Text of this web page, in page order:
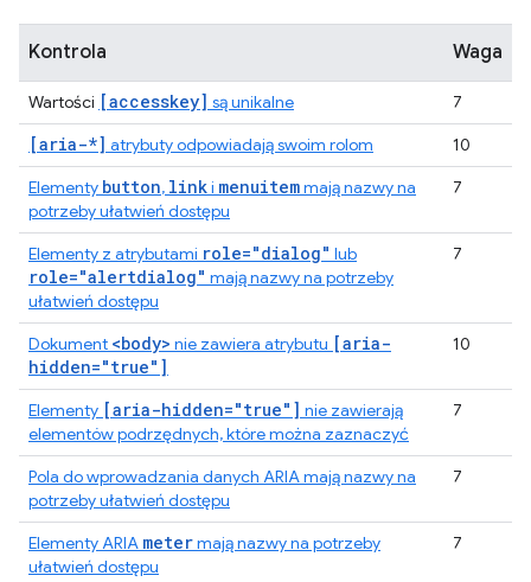
Kontrola Waga
Wartości [accesskey] są unikalne 7
[aria-*] atrybuty odpowiadają swoim rolom
10
Elementy button, linki menuitemmają nazwy na
potrzeby ułatwień dostępu
7
Elementy z atrybutami role="dialog" lub
role="alertdialog" mają nazwy na potrzeby
ułatwień dostępu
7
Dokument <body> nie zawiera atrybutu [aria-
hidden="true"]
10
Elementy [aria-hidden="true"] nie zawierają
elementów podrzędnych, które można zaznaczyć
7
Pola do wprowadzania danych ARIA mają nazwy na
potrzeby ułatwień dostępu
7
Elementy ARIA metermają nazwy na potrzeby
ułatwień dostępu
7